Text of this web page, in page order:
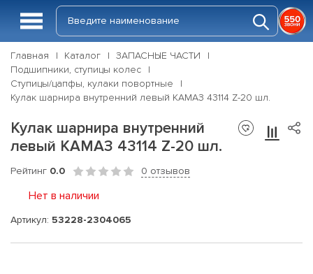
Главная Каталог
ЗАПАСНЫЕ ЧАСТИ
Подшипники, ступицы колес
Ступицы/цапфы, кулаки повортные
Кулак шарнира внутренний левый КАМАЗ 43114 Z-20 шл.
Кулак шарнира внутренний
левый КАМАЗ 43114 Z-20 шл.
Рейтинг 0.0 0 отзывов
Нет в наличии
Артикул: 53228-2304065